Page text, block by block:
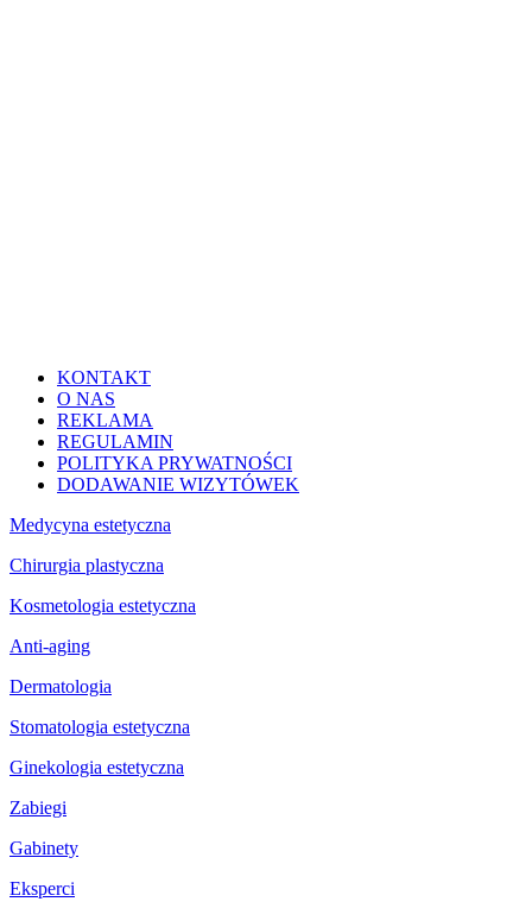
KONTAKT
O NAS
REKLAMA
REGULAMIN
POLITYKA PRYWATNOŚCI
DODAWANIE WIZYTÓWEK
Medycyna estetyczna
Chirurgia plastyczna
Kosmetologia estetyczna
Anti-aging
Dermatologia
Stomatologia estetyczna
Ginekologia estetyczna
Zabiegi
Gabinety
Eksperci